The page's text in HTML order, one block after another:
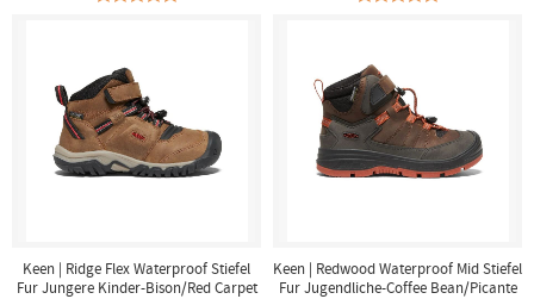
Keen | Ridge Flex Waterproof Stiefel
Fur Jungere Kinder-Bison/Red Carpet
Keen | Redwood Waterproof Mid Stiefel
Fur Jugendliche-Coffee Bean/Picante